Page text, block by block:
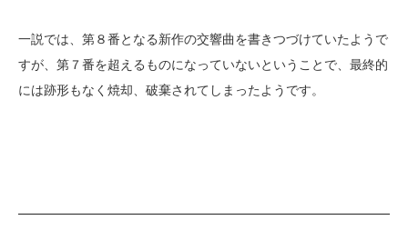
一説では、第８番となる新作の交響曲を書きつづけていたようで
すが、第７番を超えるものになっていないということで、最終的
には跡形もなく焼却、破棄されてしまったようです。